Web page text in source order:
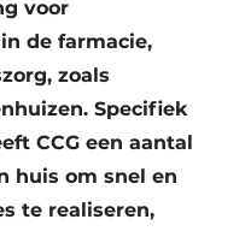
voor
de farmacie,
zoals
Specifiek
CCG een aantal
huis om snel en
te realiseren,